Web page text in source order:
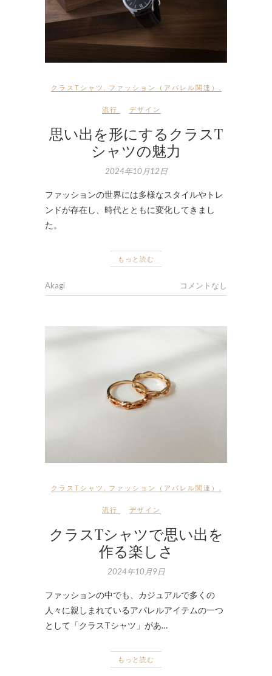
クラスTシャツ ファッション（アパレル関連）
流行 デザイン
思い出を形にするクラスT
シャツの魅力
2024年10月12日
ファッションの世界には多様なスタイルやトレ
ンドが存在し、時代とともに変化してきまし
た。
もっと読む
Akagi コメントなし
クラスTシャツ ファッション（アパレル関連）
流行 デザイン
クラスTシャツで思い出を
作る楽しさ
2024年10月9日
ファッションの中でも、カジュアルで多くの
人々に親しまれているアパレルアイテムの一つ
として「クラスTシャツ」があ…
もっと読む